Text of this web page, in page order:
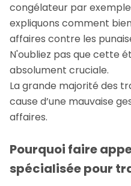
congélateur par
expliquons comment
affaires contre les
N'oubliez pas que cette
absolument cruciale.
La grande majorité des
cause d’une mauvaise
affaires.
Pourquoi faire
spécialisée pour